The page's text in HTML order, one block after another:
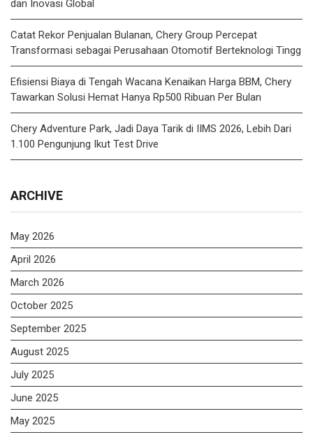
dan Inovasi Global
Catat Rekor Penjualan Bulanan, Chery Group Percepat
Transformasi sebagai Perusahaan Otomotif Berteknologi Tingg
Efisiensi Biaya di Tengah Wacana Kenaikan Harga BBM, Chery
Tawarkan Solusi Hemat Hanya Rp500 Ribuan Per Bulan
Chery Adventure Park, Jadi Daya Tarik di IIMS 2026, Lebih Dari
1.100 Pengunjung Ikut Test Drive
ARCHIVE
May 2026
April 2026
March 2026
October 2025
September 2025
August 2025
July 2025
June 2025
May 2025